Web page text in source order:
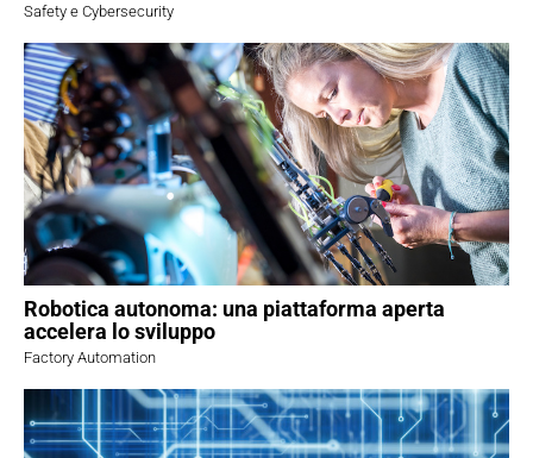
Safety e Cybersecurity
Robotica autonoma: una piattaforma aperta
accelera lo sviluppo
Factory Automation